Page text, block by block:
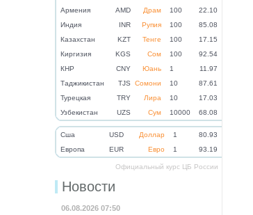
Армения
AMD Драм 100
22.10
Индия
INR Рупия 100
85.08
Казахстан
KZT Тенге 100
17.15
Киргизия
KGS Сом 100
92.54
КНР
CNY Юань 1
11.97
Таджикистан
TJS Сомони 10
87.61
Турецкая
TRY Лира 10
17.03
Узбекистан
UZS Сум 10000 68.08
Cша USD Доллар 1
80.93
Eвропа
EUR Евро 1 93.19
Официальный курс ЦБ России
Новости
06.08.2026 07:50